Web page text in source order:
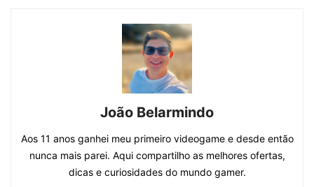
João Belarmindo
Aos 11 anos ganhei meu primeiro videogame e desde então
nunca mais parei. Aqui compartilho as melhores ofertas,
dicas e curiosidades do mundo gamer.